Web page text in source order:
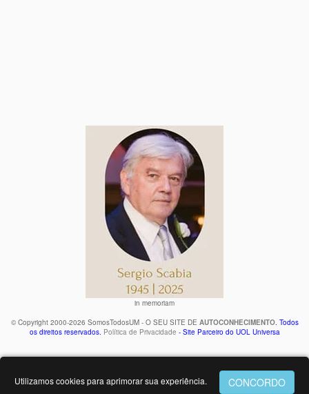
in memoriam
© Copyright 2000-2026 SomosTodosUM - O SEU SITE DE AUTOCONHECIMENTO. Todos
os direitos reservados. Política de Privacidade - Site Parceiro do UOL Universa
Utilizamos cookies para aprimorar sua experiência.